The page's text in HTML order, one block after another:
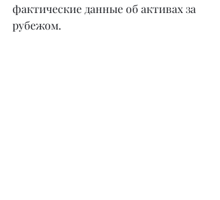
фактические данные об активах за
рубежом.